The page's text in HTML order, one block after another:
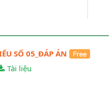
SỐ 05_ĐÁP ÁN
Tài liệu